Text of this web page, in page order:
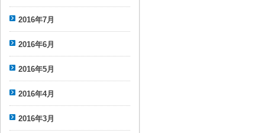
2016年7月
2016年6月
2016年5月
2016年4月
2016年3月